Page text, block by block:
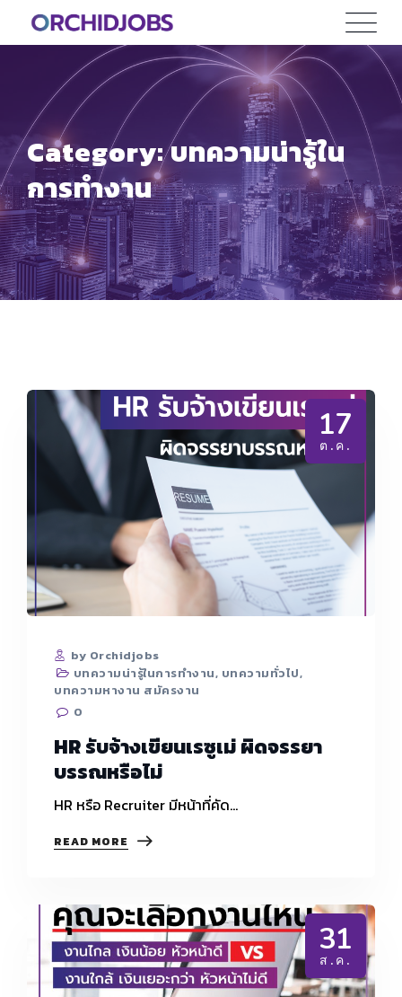
Category: บทความน่ารู้ใน
การทำงาน
17
ต.ค.
by Orchidjobs
บทความน่ารู้ในการทำงาน, บทความทั่วไป,
บทความหางาน สมัครงาน
0
HR รับจ้างเขียนเรซูเม่ ผิดจรรยา
บรรณหรือไม่
HR หรือ Recruiter มีหน้าที่คัด…
READ MORE HR
เร
ซู
เม่
ผิด
จรรยา
บรรณ
31
ส.ค.